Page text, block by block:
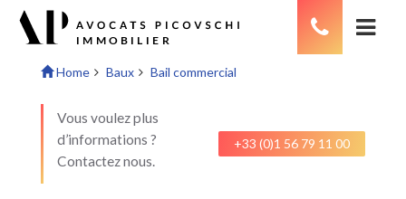
Home Baux Bail commercial
Vous voulez plus
d’informations ?
Contactez nous.
+33 (0)1 56 79 11 00